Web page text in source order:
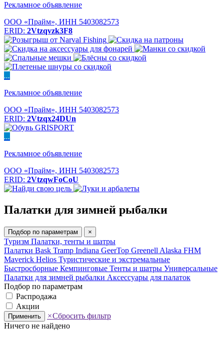
Рекламное объявление
ООО «Прайм», ИНН 5403082573
ERID: 2Vtzqvzk3F8
...
Рекламное объявление
ООО «Прайм», ИНН 5403082573
ERID: 2Vtzqx24DUn
...
Рекламное объявление
ООО «Прайм», ИНН 5403082573
ERID: 2VtzqwFoCoU
Палатки для зимней рыбалки
Подбор по параметрам ×
Туризм Палатки, тенты и шатры
Палатки Bask Tramp Indiana GeerTop Greenell Alaska FHM
Maverick Helios Туристические и экстремальные
Быстросборные Кемпинговые Тенты и шатры Универсальные
Палатки для зимней рыбалки Аксессуары для палаток
Подбор по параметрам
Распродажа
Акции
Применить ×Сбросить фильтр
Ничего не найдено